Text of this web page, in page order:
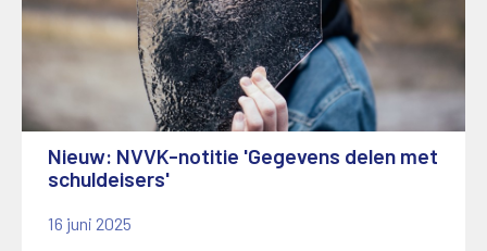
Nieuw: NVVK-notitie 'Gegevens delen met
schuldeisers'
16 juni 2025